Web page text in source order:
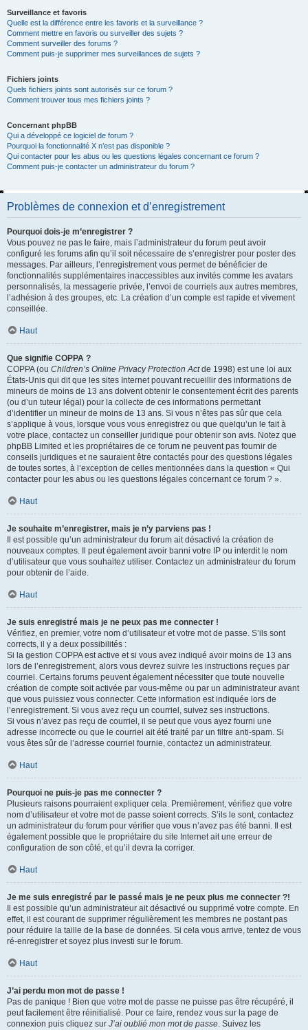
Surveillance et favoris
Quelle est la différence entre les favoris et la surveillance ?
Comment mettre en favoris ou surveiller des sujets ?
Comment surveiller des forums ?
Comment puis-je supprimer mes surveillances de sujets ?
Fichiers joints
Quels fichiers joints sont autorisés sur ce forum ?
Comment trouver tous mes fichiers joints ?
Concernant phpBB
Qui a développé ce logiciel de forum ?
Pourquoi la fonctionnalité X n’est pas disponible ?
Qui contacter pour les abus ou les questions légales concernant ce forum ?
Comment puis-je contacter un administrateur du forum ?
Problèmes de connexion et d’enregistrement
Pourquoi dois-je m’enregistrer ?
Vous pouvez ne pas le faire, mais l’administrateur du forum peut avoir
configuré les forums afin qu’il soit nécessaire de s’enregistrer pour poster des
messages. Par ailleurs, l’enregistrement vous permet de bénéficier de
fonctionnalités supplémentaires inaccessibles aux invités comme les avatars
personnalisés, la messagerie privée, l’envoi de courriels aux autres membres,
l’adhésion à des groupes, etc. La création d’un compte est rapide et vivement
conseillée.
Haut
Que signifie COPPA ?
COPPA (ou Children’s Online Privacy Protection Actde 1998) est une loi aux
États-Unis qui dit que les sites Internet pouvant recueillir des informations de
mineurs de moins de 13 ans doivent obtenir le consentement écrit des parents
(ou d’un tuteur légal) pour la collecte de ces informations permettant
d’identifier un mineur de moins de 13 ans. Si vous n’êtes pas sûr que cela
s’applique à vous, lorsque vous vous enregistrez ou que quelqu’un le fait à
votre place, contactez un conseiller juridique pour obtenir son avis. Notez que
phpBB Limited et les propriétaires de ce forum ne peuvent pas fournir de
conseils juridiques et ne sauraient être contactés pour des questions légales
de toutes sortes, à l’exception de celles mentionnées dans la question « Qui
contacter pour les abus ou les questions légales concernant ce forum ? ».
Haut
Je souhaite m’enregistrer, mais je n’y parviens pas !
Il est possible qu’un administrateur du forum ait désactivé la création de
nouveaux comptes. Il peut également avoir banni votre IP ou interdit le nom
d’utilisateur que vous souhaitez utiliser. Contactez un administrateur du forum
pour obtenir de l’aide.
Haut
Je suis enregistré mais je ne peux pas me connecter !
Vérifiez, en premier, votre nom d’utilisateur et votre mot de passe. S’ils sont
corrects, il y a deux possibilités :
Si la gestion COPPA est active et si vous avez indiqué avoir moins de 13 ans
lors de l’enregistrement, alors vous devrez suivre les instructions reçues par
courriel. Certains forums peuvent également nécessiter que toute nouvelle
création de compte soit activée par vous-même ou par un administrateur avant
que vous puissiez vous connecter. Cette information est indiquée lors de
l’enregistrement. Si vous avez reçu un courriel, suivez ses instructions.
Si vous n’avez pas reçu de courriel, il se peut que vous ayez fourni une
adresse incorrecte ou que le courriel ait été traité par un filtre anti-spam. Si
vous êtes sûr de l’adresse courriel fournie, contactez un administrateur.
Haut
Pourquoi ne puis-je pas me connecter ?
Plusieurs raisons pourraient expliquer cela. Premièrement, vérifiez que votre
nom d’utilisateur et votre mot de passe soient corrects. S’ils le sont, contactez
un administrateur du forum pour vérifier que vous n’avez pas été banni. Il est
également possible que le propriétaire du site Internet ait une erreur de
configuration de son côté, et qu’il devra la corriger.
Haut
Je me suis enregistré par le passé mais je ne peux plus me connecter ?!
Il est possible qu’un administrateur ait désactivé ou supprimé votre compte. En
effet, il est courant de supprimer régulièrement les membres ne postant pas
pour réduire la taille de la base de données. Si cela vous arrive, tentez de vous
ré-enregistrer et soyez plus investi sur le forum.
Haut
J’ai perdu mon mot de passe !
Pas de panique ! Bien que votre mot de passe ne puisse pas être récupéré, il
peut facilement être réinitialisé. Pour ce faire, rendez vous sur la page de
connexion puis cliquez sur J’ai oublié mon mot de passe. Suivez les